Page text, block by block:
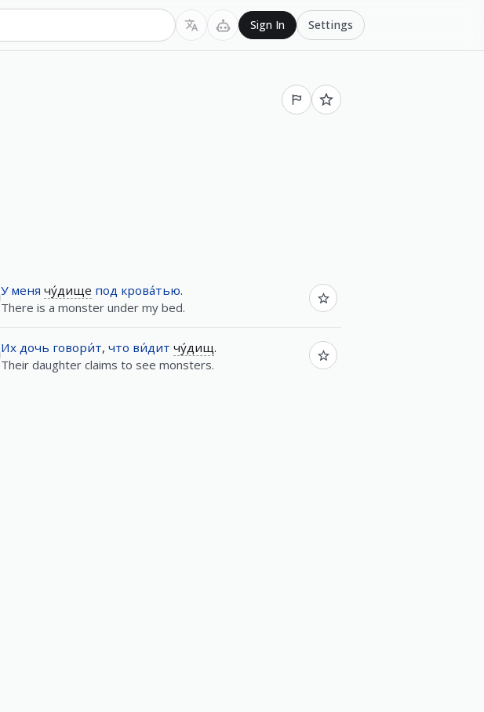
Sign In Settings
У меня чу́дище под крова́тью.
There is a monster under my bed.
Их дочь говори́т, что ви́дит чу́дищ.
Their daughter claims to see monsters.